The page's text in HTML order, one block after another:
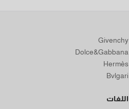
Givenchy
Dolce&Gabbana
Hermès
Bvlgari
اللغات